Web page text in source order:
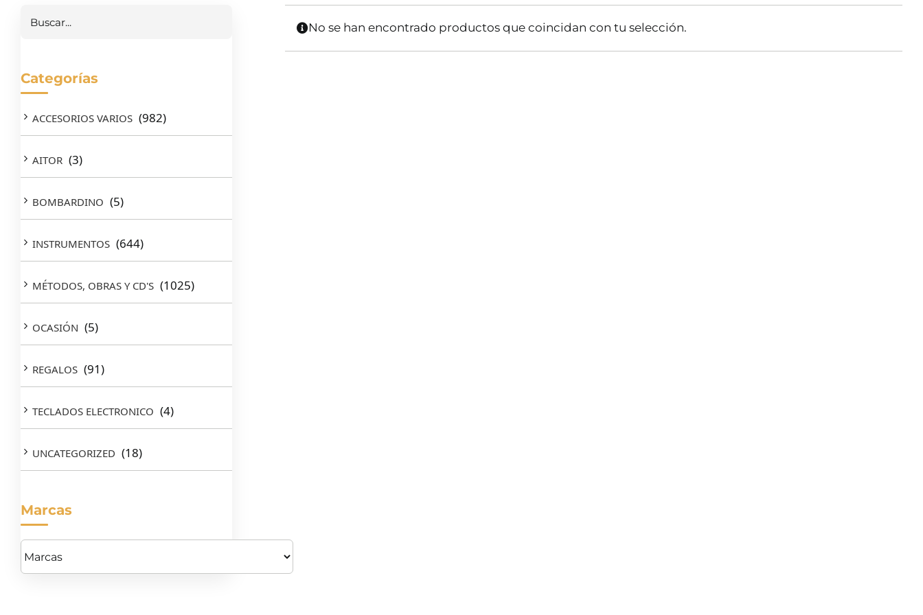
No se han encontrado productos que coincidan con tu selección.
Categorías
ACCESORIOS VARIOS (982)
AITOR (3)
BOMBARDINO (5)
INSTRUMENTOS (644)
MÉTODOS, OBRAS Y CD'S (1025)
OCASIÓN (5)
REGALOS (91)
TECLADOS ELECTRONICO (4)
UNCATEGORIZED (18)
Marcas